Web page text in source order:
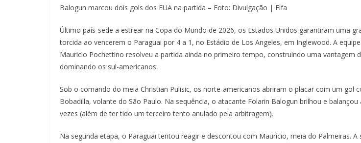
Balogun marcou dois gols dos EUA na partida – Foto: Divulgação | Fifa
Último país-sede a estrear na Copa do Mundo de 2026, os Estados Unidos garantiram uma
torcida ao vencerem o Paraguai por 4 a 1, no Estádio de Los Angeles, em Inglewood. A
Mauricio Pochettino resolveu a partida ainda no primeiro tempo, construindo uma vantagem
dominando os sul-americanos.
Sob o comando do meia Christian Pulisic, os norte-americanos abriram o placar com um gol
Bobadilla, volante do São Paulo. Na sequência, o atacante Folarin Balogun brilhou e balançou
vezes (além de ter tido um terceiro tento anulado pela arbitragem).
Na segunda etapa, o Paraguai tentou reagir e descontou com Maurício, meia do Palmeiras. A